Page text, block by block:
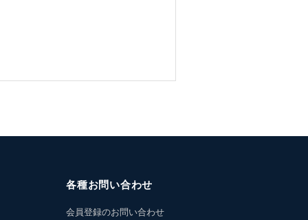
各種お問い合わせ
会員登録のお問い合わせ